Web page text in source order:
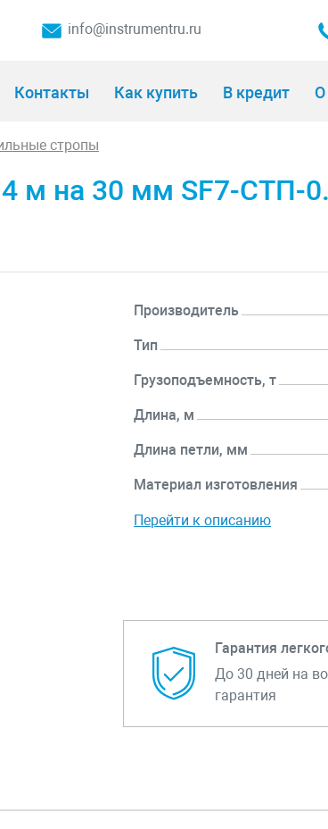
info@instrumentru.ru
Контакты Как купить В кредит О
стропы
4 м на 30 мм SF7-СТП-
Производитель
Тип
Грузоподъемность, т
Длина, м
Длина петли, мм
Материал изготовления
Перейти к описанию
Гарантия
До 30 дней на
гарантия